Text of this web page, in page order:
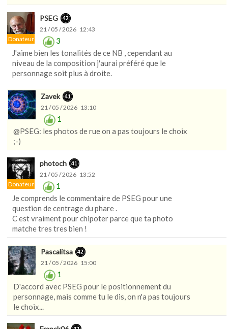
Donateur
PSEG
21 / 05 / 2026 12:43
3
J'aime bien les tonalités de ce NB , cependant au
niveau de la composition j'aurai préféré que le
personnage soit plus à droite.
Zavek
21 / 05 / 2026 13:10
1
@PSEG: les photos de rue on a pas toujours le choix
;-)
Donateur
photoch
21 / 05 / 2026 13:52
1
Je comprends le commentaire de PSEG pour une
question de centrage du phare .
C est vraiment pour chipoter parce que ta photo
matche tres tres bien !
Pascalitsa
21 / 05 / 2026 15:00
1
D'accord avec PSEG pour le positionnement du
personnage, mais comme tu le dis, on n'a pas toujours
le choix...